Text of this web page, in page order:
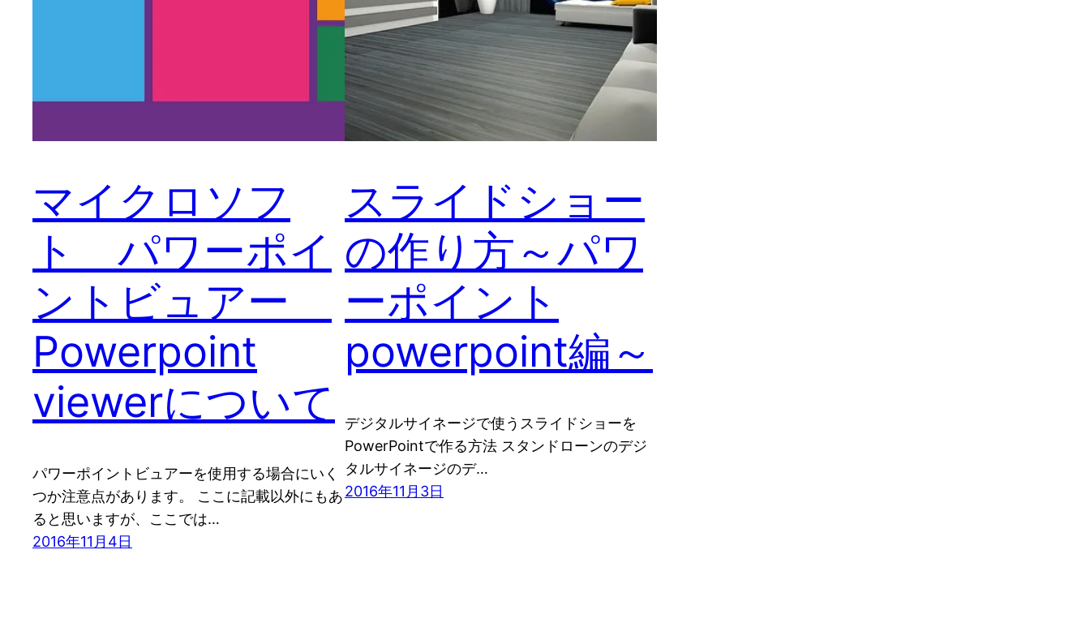
マイクロソフ
ト パワーポイ
ントビュアー
Powerpoint
viewerについて
パワーポイントビュアーを使用する場合にいく
つか注意点があります。 ここに記載以外にもあ
ると思いますが、ここでは…
2016年11月4日
スライドショー
の作り方～パワ
ーポイント
powerpoint編～
デジタルサイネージで使うスライドショーを
PowerPointで作る方法 スタンドローンのデジ
タルサイネージのデ…
2016年11月3日